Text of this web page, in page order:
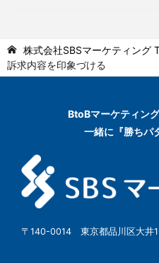
株式会社SBSマーケティング
訴求内容を印象づける
BtoBマーケティン
一緒に『勝ちパ
〒140-0014 東京都品川区大